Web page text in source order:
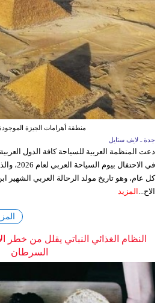
منطقة أهرامات الجيزة
جدة ـ لايف ستايل
دعت المنظمة العربية للسياحة كافة الدول
كل عام، وهو تاريخ مولد الرحالة العربي
الاح... المزيد
النظام الغذائي النباتي يقلل من خطر
السرطان